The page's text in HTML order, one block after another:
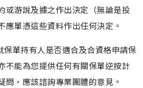
或游說及據之作出決定（無論是投
應單憑這些資料作出任何決定。
單持有人是否適合及合資格申請保
不能為您提供任何有關保單逆按計
問，應該諮詢專業團體的意見。